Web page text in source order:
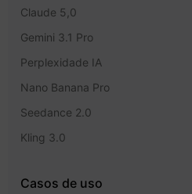
Claude 5,0
Gemini 3.1 Pro
Perplexidade IA
Nano Banana Pro
Seedance 2.0
Kling 3.0
Casos de uso